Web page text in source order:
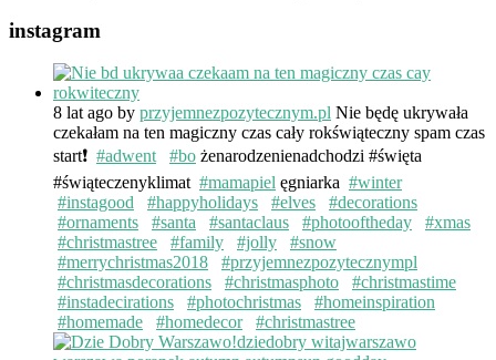
instagram
8 lat ago by przyjemnezpozytecznym.pl Nie będę ukrywała
czekałam na ten magiczny czas cały rokświąteczny spam czas
start❗️ #adwent #bo żenarodzenienadchodzi #święta
#świąteczenyklimat #mamapiel ęgniarka #winter
#instagood
#happyholidays #elves
#decorations
#ornaments
#santa #santaclaus #photooftheday
#xmas
#christmastree
#family #jolly
#snow
#merrychristmas2018
#przyjemnezpozytecznympl
#christmasdecorations
#christmasphoto
#christmastime
#instadecirations
#photochristmas
#homeinspiration
#homemade
#homedecor #christmastree